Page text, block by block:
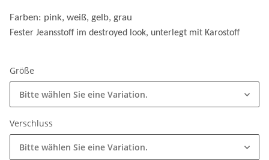
Farben: pink, weiß, gelb, grau
Fester Jeansstoff im destroyed look, unterlegt mit Karostoff
Größe
Bitte wählen Sie eine Variation.
Verschluss
Bitte wählen Sie eine Variation.